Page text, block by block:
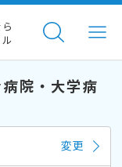
院・大学病
変更